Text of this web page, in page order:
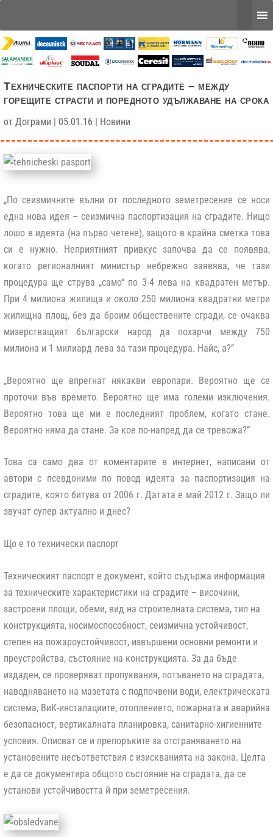
Техническите паспорти на сградите – между
горещите страсти и поредното удължаване на срока
от Дограми | 05.01.16 | Новини
„По сеизмичните вълни от последното земетресение се носи
една нова идея – сеизмична паспортизация на сградите. Нищо
лошо в идеята (на първо четене), защото в крайна сметка това
си е нужно. Неприятният привкус започва да се появява,
когато регионалният министър небрежно заявява, че тази
процедура ще струва „само“ по 3-4 лева на квадратен метър.
При 4 милиона жилища и около 250 милиона квадратни метри
жилищна площ, без да броим обществените сгради, се очаква
мизерстващият български народ да похарчи между 750
милиона и 1 милиард лева за тази процедура. Найс, а?”
„Вероятно ще впрегнат някакви европари. Вероятно ще се
проточи във времето. Вероятно ще има големи изключения.
Вероятно това ще ми е последният проблем, когато стане.
Вероятно няма да стане. За кое по-напред да се тревожа?”
Това са само два от коментарите в интернет, написани от
автори с псевдоними по повод идеята за паспортизация на
сградите, която битува от 2006 г. Датата е май 2012 г. Защо ли
звучат супер актуално и днес?
Що е то технически паспорт
Техническият паспорт е документ, който съдържа информация
за техническите характеристики на сградите – височини,
застроени площи, обеми, вид на строителната система, тип на
конструкцията, носимоспособност, сеизмична устойчивост,
степен на пожароустойчивост, извършени основни ремонти и
преустройства, състояние на конструкцията. За да бъде
издаден, се проверяват пропуквания, потъването на сградата,
наводняването на мазетата с подпочвени води, електрическата
система, ВиК-инсталациите, отоплението, пожарната и аварийна
безопасност, вертикалната планировка, санитарно-хигиенните
условия. Описват се и препоръките за отстраняването на
установените несъответствия с изискванията на закона. Целта
е да се документира общото състояние на сградата, да се
установи устойчивостта й при земетресения.